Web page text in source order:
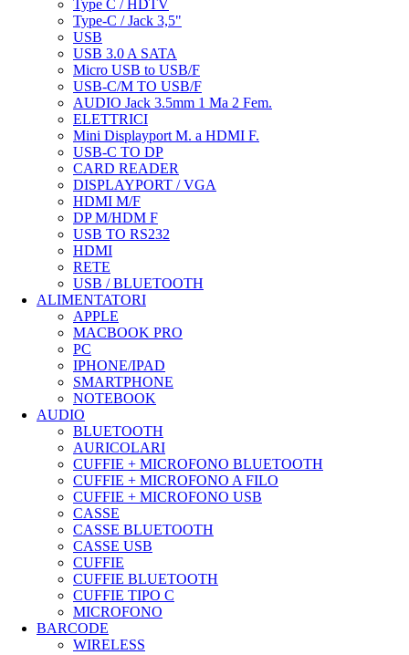
Type C / HDTV
Type-C / Jack 3,5"
USB
USB 3.0 A SATA
Micro USB to USB/F
USB-C/M TO USB/F
AUDIO Jack 3.5mm 1 Ma 2 Fem.
ELETTRICI
Mini Displayport M. a HDMI F.
USB-C TO DP
CARD READER
DISPLAYPORT / VGA
HDMI M/F
DP M/HDM F
USB TO RS232
HDMI
RETE
USB / BLUETOOTH
ALIMENTATORI
APPLE
MACBOOK PRO
PC
IPHONE/IPAD
SMARTPHONE
NOTEBOOK
AUDIO
BLUETOOTH
AURICOLARI
CUFFIE + MICROFONO BLUETOOTH
CUFFIE + MICROFONO A FILO
CUFFIE + MICROFONO USB
CASSE
CASSE BLUETOOTH
CASSE USB
CUFFIE
CUFFIE BLUETOOTH
CUFFIE TIPO C
MICROFONO
BARCODE
WIRELESS